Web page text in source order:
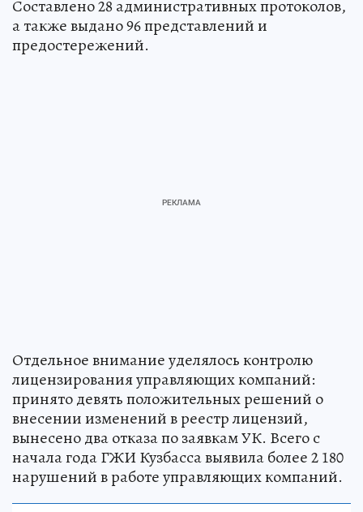
Составлено 28 административных протоколов,
а также выдано 96 представлений и
предостережений.
Отдельное внимание уделялось контролю
лицензирования управляющих компаний:
принято девять положительных решений о
внесении изменений в реестр лицензий,
вынесено два отказа по заявкам УК. Всего с
начала года ГЖИ Кузбасса выявила более 2 180
нарушений в работе управляющих компаний.